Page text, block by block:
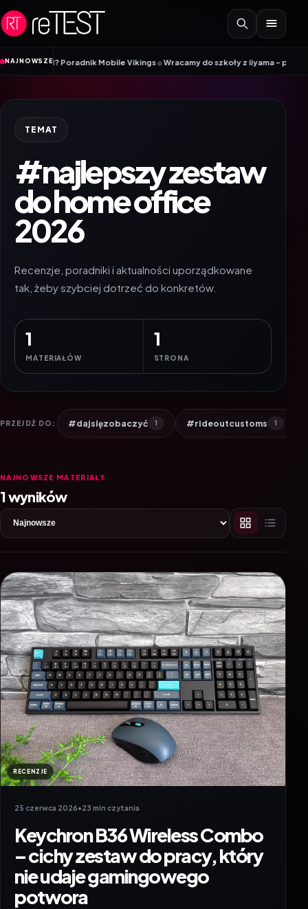
Przejdź do treści
NAJNOWSZE
Poradnik Mobile Vikings•Wracamy do szkoły z iiyama – promocja
TEMAT
#najlepszy zestaw
do home office
2026
Recenzje, poradniki i aktualności uporządkowane
tak, żeby szybciej dotrzeć do konkretów.
1
MATERIAŁÓW
1
STRONA
PRZEJDŹ DO: #dajsięzobaczyć 1 #rideoutcustoms 1
NAJNOWSZE MATERIAŁY
1 wyników
RECENZJE
25 czerwca 2026•23 min czytania
Keychron B36 Wireless Combo
– cichy zestaw do pracy, który
nie udaje gamingowego
potwora